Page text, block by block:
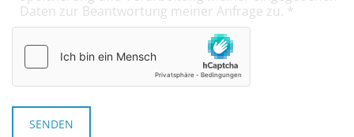
Daten zur Beantwortung meiner Anfrage zu. *